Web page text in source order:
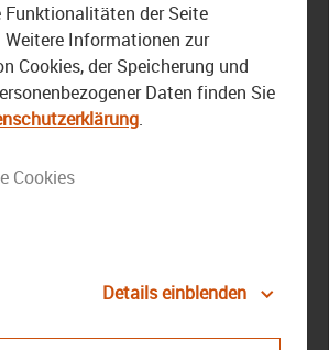
Krisendienst haben sich weiter
Anlaufstelle für
Notsituationen. Eines der
TVO-Sommerinterview mit
Henry Schramm geht. Außerdem
„Doppelt stigmatisiert.
Krankenmorde aus Kutzenberg“,
Baumaßnahmen in den
des Bezirks oder auch um die
der Seite
Informationen zur
Cookies, der Speicherung und
Daten finden Sie
.
Cookies
Details einblenden